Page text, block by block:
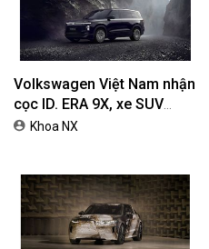
Volkswagen Việt Nam nhận
cọc ID. ERA 9X, xe SUV
EREV dự kiến giá dưới 3 tỷ
Khoa NX